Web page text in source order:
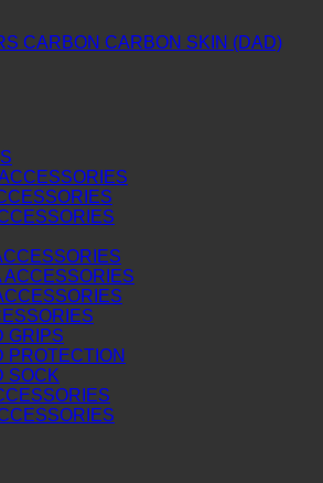
CARBON CARBON SKIN (DAD)
ACCESSORIES
GRIPS
PROTECTION
SOCK